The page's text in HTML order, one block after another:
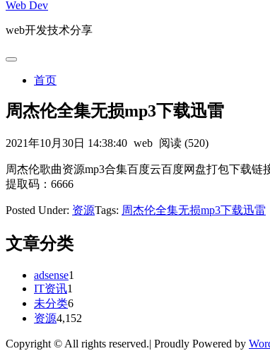
Web Dev
web开发技术分享
首页
周杰伦全集无损mp3下载迅雷
2021年10月30日 14:38:40 web 阅读 (520)
周杰伦歌曲资源mp3合集百度云百度网盘打包下载链
提取码：6666
Posted Under: 资源Tags: 周杰伦全集无损mp3下载迅雷
文章分类
adsense1
IT资讯1
未分类6
资源4,152
Copyright © All rights reserved.| Proudly Powered by